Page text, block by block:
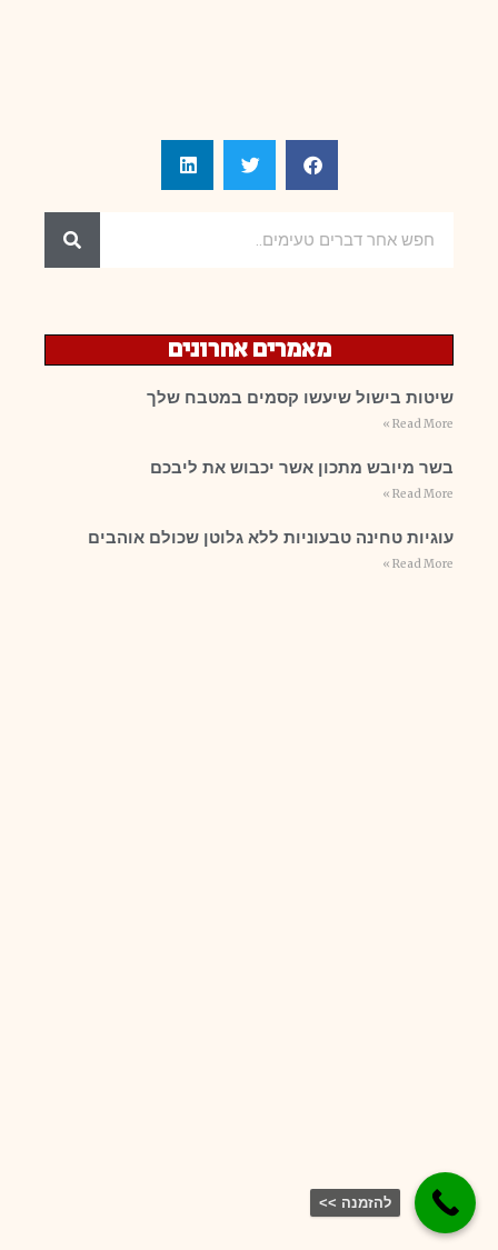
מאמרים אחרונים
שיטות בישול שיעשו קסמים במטבח שלך
Read More »
בשר מיובש מתכון אשר יכבוש את ליבכם
Read More »
עוגיות טחינה טבעוניות ללא גלוטן שכולם אוהבים
Read More »
להזמנה >>